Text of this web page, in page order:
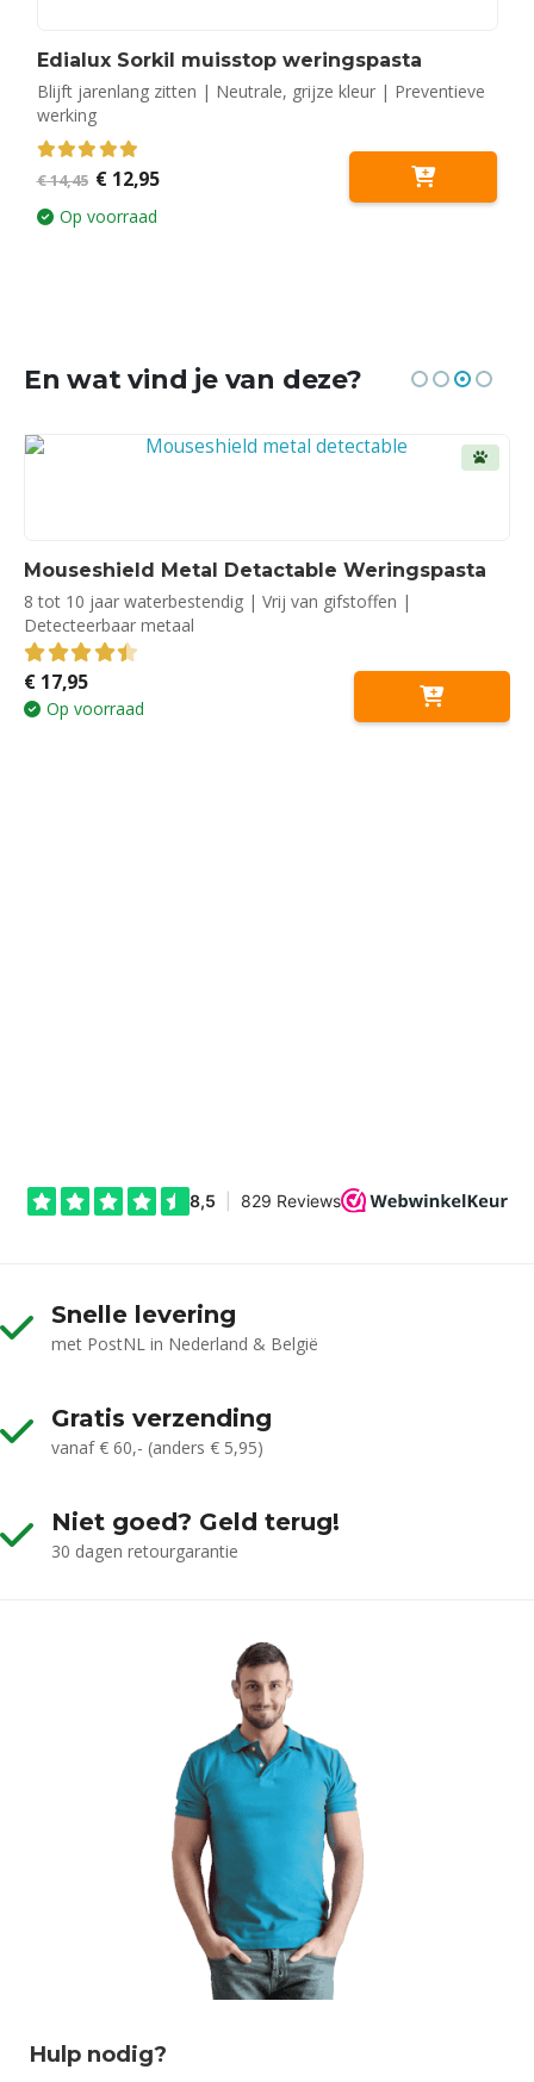
Edialux Sorkil muisstop weringspasta
Blijft jarenlang zitten | Neutrale, grijze kleur | Preventieve
werking
5.00out of 5
€14,45 Oorspronkelijke
prijs
was:
€ 14,45.
€ 12,95Huidige
Op voorraad
En wat vind je van deze?
Mouseshield Metal Detactable Weringspasta
8 tot 10 jaar waterbestendig | Vrij van gifstoffen |
Detecteerbaar metaal
4.50out of 5
€ 17,95
Op voorraad
Snelle levering
met PostNL in Nederland & België
Gratis verzending
vanaf € 60,- (anders € 5,95)
Niet goed? Geld terug!
30 dagen retourgarantie
Hulp nodig?